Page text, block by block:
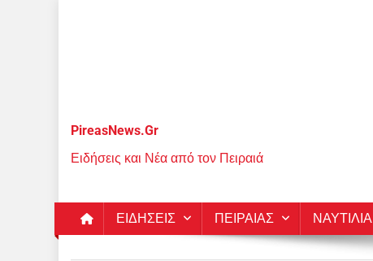
PireasNews.Gr
Ειδήσεις και Νέα από τον Πειραιά
ΕΙΔΗΣΕΙΣ ΠΕΙΡΑΙΑΣ ΝΑΥΤΙΛΙΑ